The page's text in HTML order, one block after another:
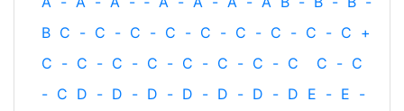
B C - C - C - C - C - C - C - C - C +
C - C - C - C - C - C - C - C C - C
- C D - D - D - D - D - D - D E - E -